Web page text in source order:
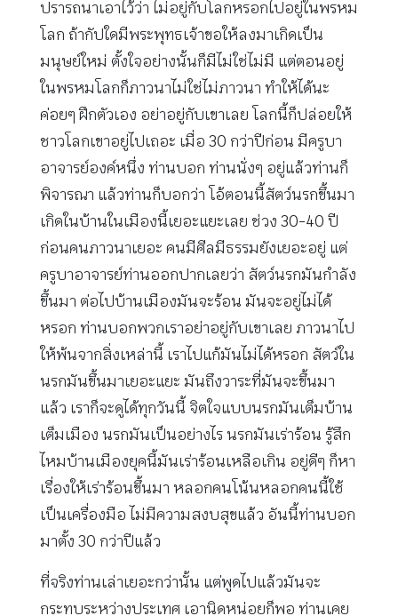
ปรารถนาเอาไว้ว่า ไม่อยู่กับโลกหรอกไปอยู่ในพรหม
โลก ถ้ากัปใดมีพระพุทธเจ้าขอให้ลงมาเกิดเป็น
มนุษย์ใหม่ ตั้งใจอย่างนั้นก็มีไม่ใช่ไม่มี แต่ตอนอยู่
ในพรหมโลกก็ภาวนาไม่ใช่ไม่ภาวนา ทำให้ได้นะ
ค่อยๆ ฝึกตัวเอง อย่าอยู่กับเขาเลย โลกนี้ก็ปล่อยให้
ชาวโลกเขาอยู่ไปเถอะ เมื่อ 30 กว่าปีก่อน มีครูบา
อาจารย์องค์หนึ่ง ท่านบอก ท่านนั่งๆ อยู่แล้วท่านก็
พิจารณา แล้วท่านก็บอกว่า โอ้ตอนนี้สัตว์นรกขึ้นมา
เกิดในบ้านในเมืองนี้เยอะแยะเลย ช่วง 30-40 ปี
ก่อนคนภาวนาเยอะ คนมีศีลมีธรรมยังเยอะอยู่ แต่
ครูบาอาจารย์ท่านออกปากเลยว่า สัตว์นรกมันกำลัง
ขึ้นมา ต่อไปบ้านเมืองมันจะร้อน มันจะอยู่ไม่ได้
หรอก ท่านบอกพวกเราอย่าอยู่กับเขาเลย ภาวนาไป
ให้พ้นจากสิ่งเหล่านี้ เราไปแก้มันไม่ได้หรอก สัตว์ใน
นรกมันขึ้นมาเยอะแยะ มันถึงวาระที่มันจะขึ้นมา
แล้ว เราก็จะดูได้ทุกวันนี้ จิตใจแบบนรกมันเต็มบ้าน
เต็มเมือง นรกมันเป็นอย่างไร นรกมันเร่าร้อน รู้สึก
ไหมบ้านเมืองยุคนี้มันเร่าร้อนเหลือเกิน อยู่ดีๆ ก็หา
เรื่องให้เร่าร้อนขึ้นมา หลอกคนโน้นหลอกคนนี้ใช้
เป็นเครื่องมือ ไม่มีความสงบสุขแล้ว อันนี้ท่านบอก
มาตั้ง 30 กว่าปีแล้ว
ที่จริงท่านเล่าเยอะกว่านั้น แต่พูดไปแล้วมันจะ
กระทบระหว่างประเทศ เอานิดหน่อยก็พอ ท่านเคย